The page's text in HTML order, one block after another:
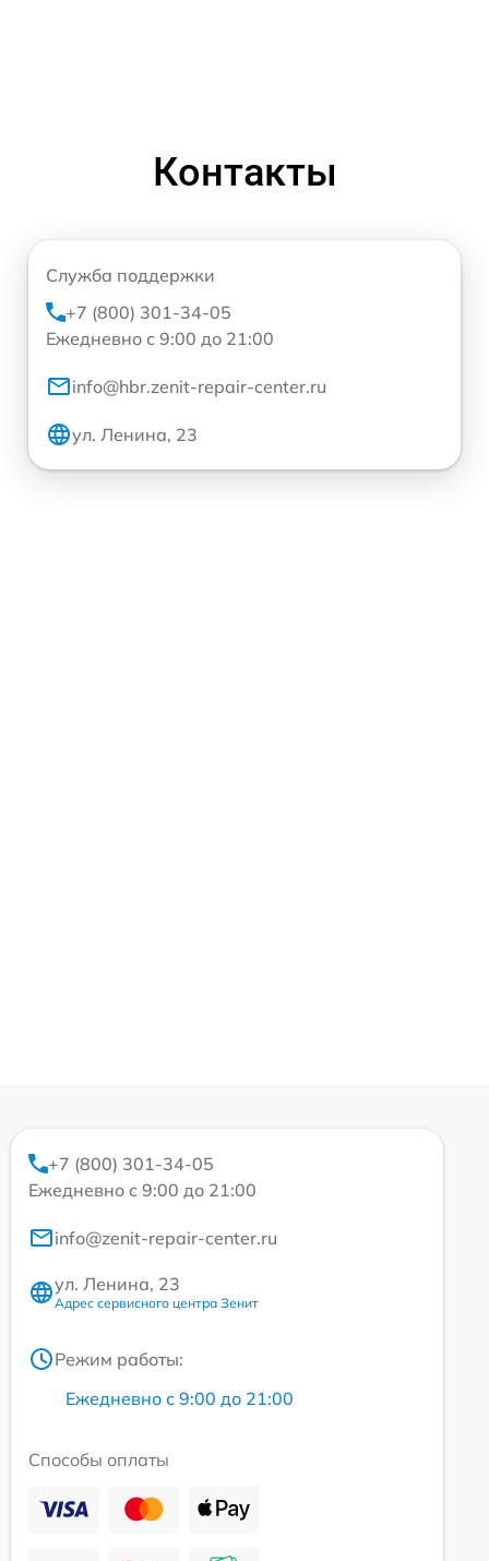
Контакты
Служба поддержки
+7 (800) 301-34-05
Ежедневно с 9:00 до 21:00
info@hbr.zenit-repair-center.ru
ул. Ленина, 23
+7 (800) 301-34-05
Ежедневно с 9:00 до 21:00
info@zenit-repair-center.ru
ул. Ленина, 23
Адрес сервисного центра Зенит
Режим работы:
Ежедневно с 9:00 до 21:00
Способы оплаты